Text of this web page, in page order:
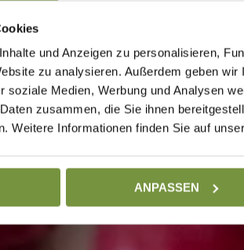
und Anzeigen zu personalisieren,
zu analysieren. Außerdem geben
soziale Medien, Werbung und Analysen
zusammen, die Sie ihnen
Weitere Informationen finden Sie auf
ANPASSEN